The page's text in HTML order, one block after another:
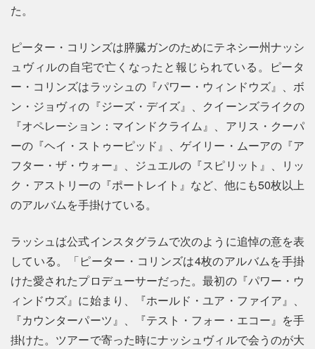
た。
ピーター・コリンズは膵臓ガンのためにテネシー州ナッシ
ュヴィルの自宅で亡くなったと報じられている。ピータ
ー・コリンズはラッシュの『パワー・ウィンドウズ』、ボ
ン・ジョヴィの『ジーズ・デイズ』、クイーンズライクの
『オペレーション：マインドクライム』、アリス・クーパ
ーの『ヘイ・ストゥーピッド』、ゲイリー・ムーアの『ア
フター・ザ・ウォー』、ジュエルの『スピリット』、リッ
ク・アストリーの『ポートレイト』など、他にも50枚以上
のアルバムを手掛けている。
ラッシュは公式インスタグラムで次のように追悼の意を表
している。「ピーター・コリンズは4枚のアルバムを手掛
けた愛されたプロデューサーだった。最初の『パワー・ウ
ィンドウズ』に始まり、『ホールド・ユア・ファイア』、
『カウンターパーツ』、『テスト・フォー・エコー』を手
掛けた。ツアーで寄った時にナッシュヴィルで会うのが大